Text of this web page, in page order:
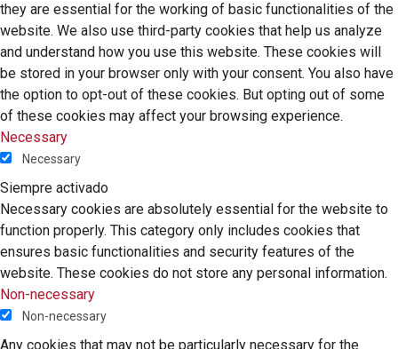
they are essential for the working of basic functionalities of the
website. We also use third-party cookies that help us analyze
and understand how you use this website. These cookies will
be stored in your browser only with your consent. You also have
the option to opt-out of these cookies. But opting out of some
of these cookies may affect your browsing experience.
Necessary
Necessary
Siempre activado
Necessary cookies are absolutely essential for the website to
function properly. This category only includes cookies that
ensures basic functionalities and security features of the
website. These cookies do not store any personal information.
Non-necessary
Non-necessary
Any cookies that may not be particularly necessary for the